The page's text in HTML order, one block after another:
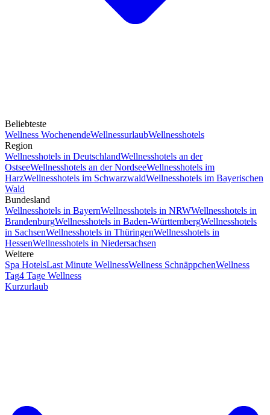
Beliebteste
Wellness WochenendeWellnessurlaubWellnesshotels
Region
Wellnesshotels in DeutschlandWellnesshotels an der
OstseeWellnesshotels an der NordseeWellnesshotels im
HarzWellnesshotels im SchwarzwaldWellnesshotels im Bayerischen
Wald
Bundesland
Wellnesshotels in BayernWellnesshotels in NRWWellnesshotels in
BrandenburgWellnesshotels in Baden-WürttembergWellnesshotels
in SachsenWellnesshotels in ThüringenWellnesshotels in
HessenWellnesshotels in Niedersachsen
Weitere
Spa HotelsLast Minute WellnessWellness SchnäppchenWellness
Tag4 Tage Wellness
Kurzurlaub